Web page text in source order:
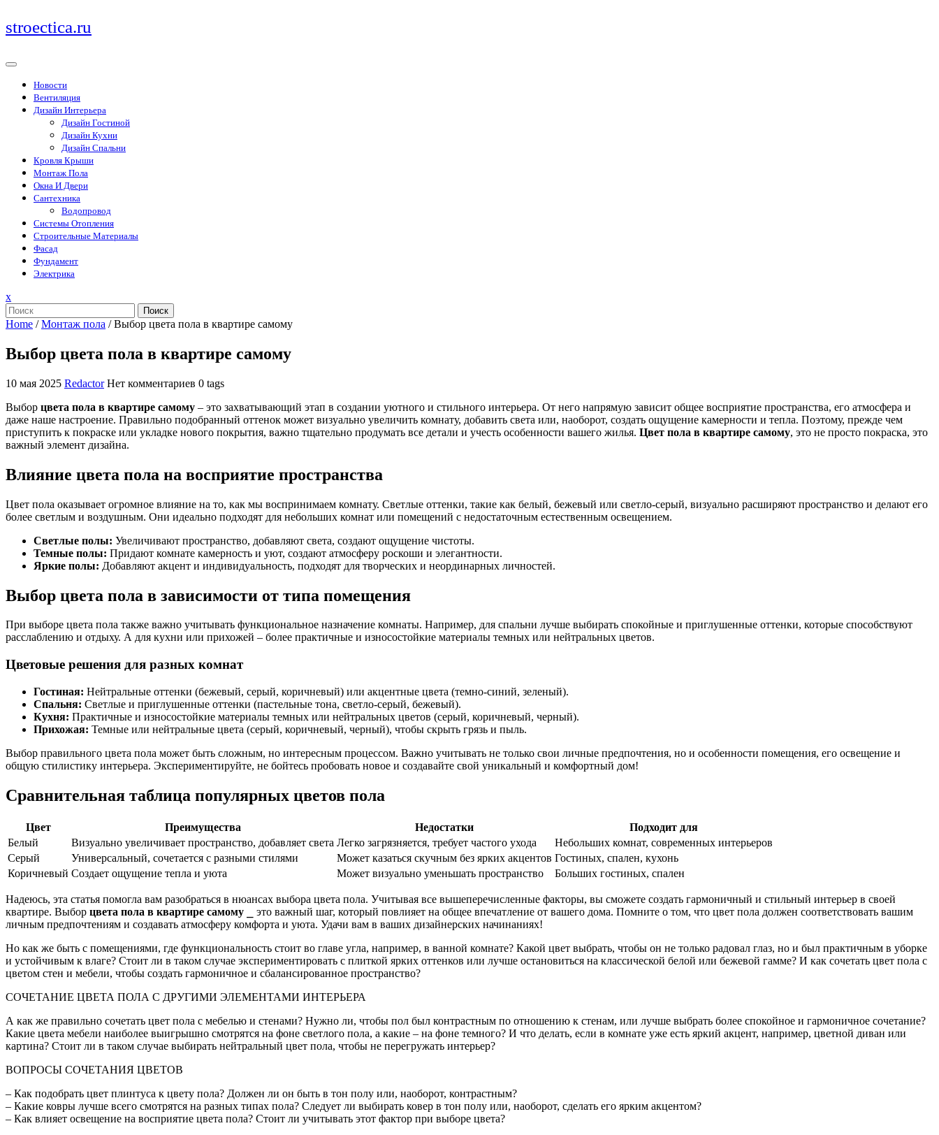
Перейти
к
stroectica.ru
Новости
Вентиляция
Дизайн Интерьера
Дизайн Гостиной
Дизайн Кухни
Дизайн Спальни
Кровля Крыши
Монтаж Пола
Окна И Двери
Сантехника
Водопровод
Системы Отопления
Строительные Материалы
Фасад
Фундамент
Электрика
xЗакрыть
меню
Поиск
Home /Монтаж пола /Выбор цвета пола в квартире самому
Выбор цвета пола в квартире самому
10 мая 2025 Redactor Нет комментариев 0 tags
Выбор цвета пола в квартире самому – это захватывающий этап в создании уютного и стильного интерьера. От него напрямую зависит общее восприятие пространства, его атмосфера и
даже наше настроение. Правильно подобранный оттенок может визуально увеличить комнату, добавить света или, наоборот, создать ощущение камерности и тепла. Поэтому, прежде чем
приступить к покраске или укладке нового покрытия, важно тщательно продумать все детали и учесть особенности вашего жилья. Цвет пола в квартире самому, это не просто покраска, это
важный элемент дизайна.
Влияние цвета пола на восприятие пространства
Цвет пола оказывает огромное влияние на то, как мы воспринимаем комнату. Светлые оттенки, такие как белый, бежевый или светло-серый, визуально расширяют пространство и делают его
более светлым и воздушным. Они идеально подходят для небольших комнат или помещений с недостаточным естественным освещением.
Светлые полы: Увеличивают пространство, добавляют света, создают ощущение чистоты.
Темные полы: Придают комнате камерность и уют, создают атмосферу роскоши и элегантности.
Яркие полы: Добавляют акцент и индивидуальность, подходят для творческих и неординарных личностей.
Выбор цвета пола в зависимости от типа помещения
При выборе цвета пола также важно учитывать функциональное назначение комнаты. Например, для спальни лучше выбирать спокойные и приглушенные оттенки, которые способствуют
расслаблению и отдыху. А для кухни или прихожей – более практичные и износостойкие материалы темных или нейтральных цветов.
Цветовые решения для разных комнат
Гостиная: Нейтральные оттенки (бежевый, серый, коричневый) или акцентные цвета (темно-синий, зеленый).
Спальня: Светлые и приглушенные оттенки (пастельные тона, светло-серый, бежевый).
Кухня: Практичные и износостойкие материалы темных или нейтральных цветов (серый, коричневый, черный).
Прихожая: Темные или нейтральные цвета (серый, коричневый, черный), чтобы скрыть грязь и пыль.
Выбор правильного цвета пола может быть сложным, но интересным процессом. Важно учитывать не только свои личные предпочтения, но и особенности помещения, его освещение и
общую стилистику интерьера. Экспериментируйте, не бойтесь пробовать новое и создавайте свой уникальный и комфортный дом!
Сравнительная таблица популярных цветов пола
Цвет Преимущества Недостатки
Подходит для
Белый
Визуально увеличивает пространство, добавляет света Легко загрязняется, требует частого ухода
Небольших комнат, современных интерьеров
Серый
Универсальный, сочетается с разными стилями Может казаться скучным без ярких акцентов Гостиных, спален, кухонь
Коричневый Создает ощущение тепла и уюта Может визуально уменьшать пространство Больших гостиных, спален
Надеюсь, эта статья помогла вам разобраться в нюансах выбора цвета пола. Учитывая все вышеперечисленные факторы, вы сможете создать гармоничный и стильный интерьер в своей
квартире. Выбор цвета пола в квартире самому ⎯ это важный шаг, который повлияет на общее впечатление от вашего дома. Помните о том, что цвет пола должен соответствовать вашим
личным предпочтениям и создавать атмосферу комфорта и уюта. Удачи вам в ваших дизайнерских начинаниях!
Но как же быть с помещениями, где функциональность стоит во главе угла, например, в ванной комнате? Какой цвет выбрать, чтобы он не только радовал глаз, но и был практичным в уборке
и устойчивым к влаге? Стоит ли в таком случае экспериментировать с плиткой ярких оттенков или лучше остановиться на классической белой или бежевой гамме? И как сочетать цвет пола с
цветом стен и мебели, чтобы создать гармоничное и сбалансированное пространство?
СОЧЕТАНИЕ ЦВЕТА ПОЛА С ДРУГИМИ ЭЛЕМЕНТАМИ ИНТЕРЬЕРА
А как же правильно сочетать цвет пола с мебелью и стенами? Нужно ли, чтобы пол был контрастным по отношению к стенам, или лучше выбрать более спокойное и гармоничное сочетание?
Какие цвета мебели наиболее выигрышно смотрятся на фоне светлого пола, а какие – на фоне темного? И что делать, если в комнате уже есть яркий акцент, например, цветной диван или
картина? Стоит ли в таком случае выбирать нейтральный цвет пола, чтобы не перегружать интерьер?
ВОПРОСЫ СОЧЕТАНИЯ ЦВЕТОВ
– Как подобрать цвет плинтуса к цвету пола? Должен ли он быть в тон полу или, наоборот, контрастным?
– Какие ковры лучше всего смотрятся на разных типах пола? Следует ли выбирать ковер в тон полу или, наоборот, сделать его ярким акцентом?
– Как влияет освещение на восприятие цвета пола? Стоит ли учитывать этот фактор при выборе цвета?